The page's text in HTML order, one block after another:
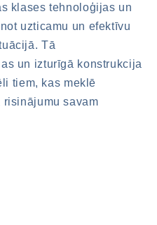
klases tehnoloģijas un
uzticamu un efektīvu
Tā
un izturīgā konstrukcija
tiem, kas meklē
savam